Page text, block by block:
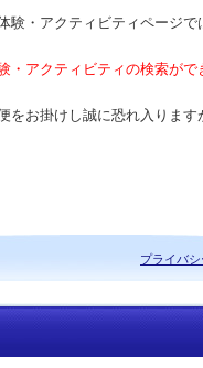
験・アクティビティページ
・アクティビティの検索が
をお掛けし誠に恐れ入りま
プライバ